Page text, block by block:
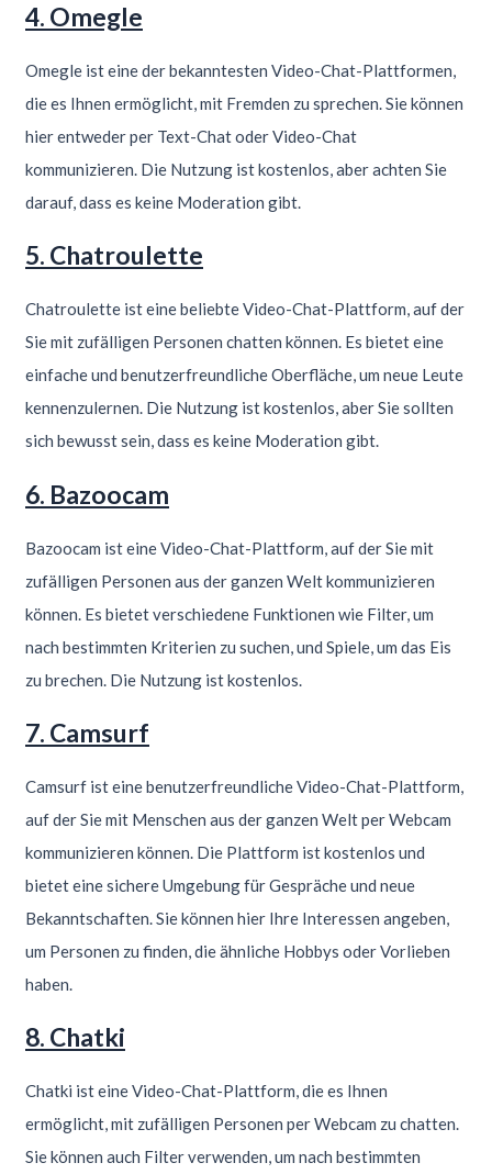
4. Omegle
Omegle ist eine der bekanntesten Video-Chat-Plattformen,
die es Ihnen ermöglicht, mit Fremden zu sprechen. Sie können
hier entweder per Text-Chat oder Video-Chat
kommunizieren. Die Nutzung ist kostenlos, aber achten Sie
darauf, dass es keine Moderation gibt.
5. Chatroulette
Chatroulette ist eine beliebte Video-Chat-Plattform, auf der
Sie mit zufälligen Personen chatten können. Es bietet eine
einfache und benutzerfreundliche Oberfläche, um neue Leute
kennenzulernen. Die Nutzung ist kostenlos, aber Sie sollten
sich bewusst sein, dass es keine Moderation gibt.
6. Bazoocam
Bazoocam ist eine Video-Chat-Plattform, auf der Sie mit
zufälligen Personen aus der ganzen Welt kommunizieren
können. Es bietet verschiedene Funktionen wie Filter, um
nach bestimmten Kriterien zu suchen, und Spiele, um das Eis
zu brechen. Die Nutzung ist kostenlos.
7. Camsurf
Camsurf ist eine benutzerfreundliche Video-Chat-Plattform,
auf der Sie mit Menschen aus der ganzen Welt per Webcam
kommunizieren können. Die Plattform ist kostenlos und
bietet eine sichere Umgebung für Gespräche und neue
Bekanntschaften. Sie können hier Ihre Interessen angeben,
um Personen zu finden, die ähnliche Hobbys oder Vorlieben
haben.
8. Chatki
Chatki ist eine Video-Chat-Plattform, die es Ihnen
ermöglicht, mit zufälligen Personen per Webcam zu chatten.
Sie können auch Filter verwenden, um nach bestimmten